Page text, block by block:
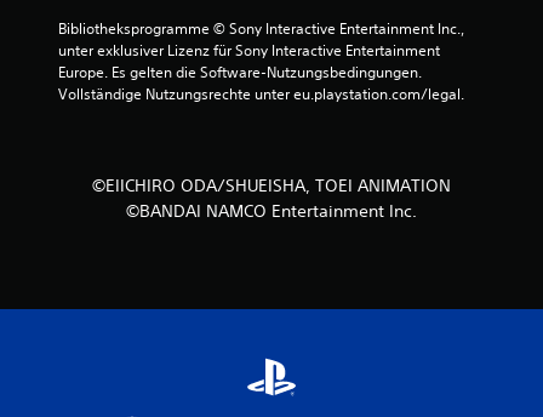
Bibliotheksprogramme © Sony Interactive Entertainment Inc.,
unter exklusiver Lizenz für Sony Interactive Entertainment
Europe. Es gelten die Software-Nutzungsbedingungen.
Vollständige Nutzungsrechte unter eu.playstation.com/legal.
©EIICHIRO ODA/SHUEISHA, TOEI ANIMATION
©BANDAI NAMCO Entertainment Inc.